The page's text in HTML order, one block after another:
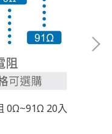
1/8W 立式 固定式 碳膜 電阻 0Ω~91Ω 20入